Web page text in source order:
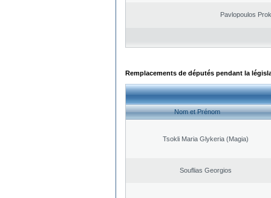
Pavlopoulos
Remplacements de députés pendant la
Nom et Prénom
Tsokli Maria Glykeria (Magia)
Souflias Georgios